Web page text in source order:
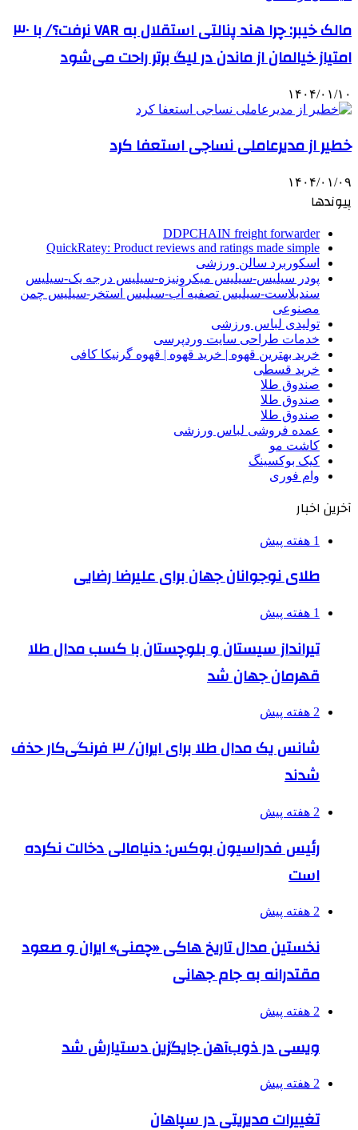
مالک خیبر: چرا هند پنالتی استقلال به VAR نرفت؟/ با ۳۰
امتیاز خیالمان از ماندن در لیگ برتر راحت می‌شود
۱۴۰۴/۰۱/۱۰
خطیر از مدیرعاملی نساجی استعفا کرد
۱۴۰۴/۰۱/۰۹
پیوندها
DDPCHAIN freight forwarder
QuickRatey: Product reviews and ratings made simple
اسکوربرد سالن ورزشی
پودر سیلیس-سیلیس میکرونیزه-سیلیس درجه یک-سیلیس
سندبلاست-سیلیس تصفیه آب-سیلیس استخر-سیلیس چمن
مصنوعی
تولیدی لباس ورزشی
خدمات طراحی سایت وردپرسی
خرید بهترین قهوه | خرید قهوه | قهوه گرنیکا کافی
خرید قسطی
صندوق طلا
صندوق طلا
صندوق طلا
عمده فروشی لباس ورزشی
کاشت مو
کیک بوکسینگ
وام فوری
آخرین اخبار
1 هفته پیش
طلای نوجوانان جهان برای علیرضا رضایی
1 هفته پیش
تیرانداز سیستان و بلوچستان با کسب مدال طلا
قهرمان جهان شد
2 هفته پیش
شانس یک مدال طلا برای ایران/ ۳ فرنگی‌کار حذف
شدند
2 هفته پیش
رئیس فدراسیون بوکس: دنیامالی دخالت نکرده
است
2 هفته پیش
نخستین مدال تاریخ هاکی «چمنی» ایران و صعود
مقتدرانه به جام جهانی
2 هفته پیش
ویسی در ذوب‌آهن جایگزین دستیارش شد
2 هفته پیش
تغییرات مدیریتی در سپاهان